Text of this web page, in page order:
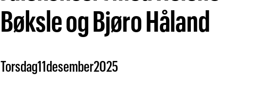
Bøksle og Bjøro Håland
Torsdag11 desember2025